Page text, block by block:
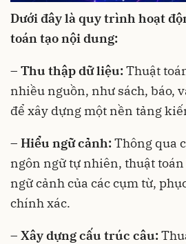
Dưới đây là quy trình hoạt
toán tạo nội dung:
– Thu thập dữ liệu:Thuật
nhiều nguồn, như sách, báo,
để xây dựng một nền tảng
– Hiểu ngữ cảnh:Thông qua
ngôn ngữ tự nhiên, thuật
ngữ cảnh của các cụm từ,
chính xác.
– Xây dựng cấu trúc câu: